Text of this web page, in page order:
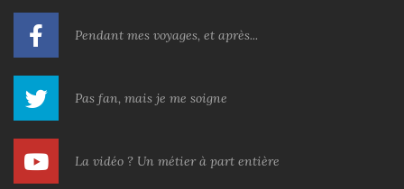
Pendant mes voyages, et après...
Pas fan, mais je me soigne
La vidéo ? Un métier à part entière